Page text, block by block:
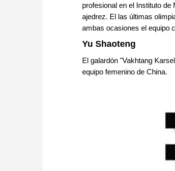
profesional en el Instituto
ajedrez. El las últimas
ambas ocasiones el equipo
Yu Shaoteng
El galardón "Vakhtang
equipo femenino de China.